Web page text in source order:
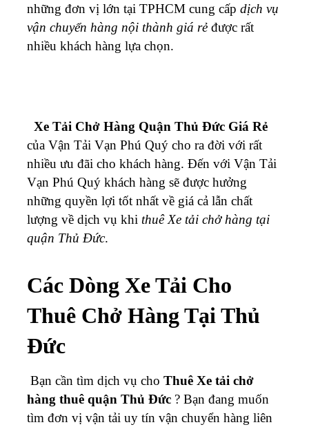
những đơn vị lớn tại TPHCM cung cấp dịch vụ
vận chuyển hàng nội thành giá rẻ được rất
nhiều khách hàng lựa chọn.
Xe Tải Chở Hàng Quận Thủ Đức Giá Rẻ
của Vận Tải Vạn Phú Quý cho ra đời với rất
nhiều ưu đãi cho khách hàng. Đến với Vận Tải
Vạn Phú Quý khách hàng sẽ được hưởng
những quyền lợi tốt nhất về giá cả lẫn chất
lượng về dịch vụ khi thuê Xe tải chở hàng tại
quận Thủ Đức.
Các Dòng Xe Tải Cho
Thuê Chở Hàng Tại Thủ
Đức
Bạn cần tìm dịch vụ cho Thuê Xe tải chở
hàng thuê quận Thủ Đức ? Bạn đang muốn
tìm đơn vị vận tải uy tín vận chuyển hàng liên